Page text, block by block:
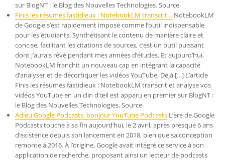
sur BlogNT : le Blog des Nouvelles Technologies. Source
Finis les résumés fastidieux : NotebookLM transcrit… NotebookLM
de Google s’est rapidement imposé comme l’outil indispensable
pour les étudiants. Synthétisant le contenu de manière claire et
concise, facilitant les citations de sources, c’est un outil puissant
dont j’aurais rêvé pendant mes années d’études. Et aujourd’hui,
NotebookLM franchit un nouveau cap en intégrant la capacité
d’analyser et de décortiquer les vidéos YouTube. Déjà […] L’article
Finis les résumés fastidieux : NotebookLM transcrit et analyse vos
vidéos YouTube en un clin d’œil est apparu en premier sur BlogNT :
le Blog des Nouvelles Technologies. Source
Adieu Google Podcasts, bonjour YouTube Podcasts L’ère de Google
Podcasts touche à sa fin aujourd’hui, le 2 avril, après presque 6 ans
d’existence depuis son lancement en 2018, bien que sa conception
remonte à 2016. À l’origine, Google avait intégré ce service à son
application de recherche, proposant ainsi un lecteur de podcasts